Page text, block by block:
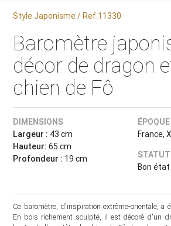
Style Japonisme / Ref.11330
Baromètre
décor de dragon
chien de Fô
DIMENSIONS
Largeur : 43 cm
Hauteur: 65 cm
Profondeur : 19 cm
France,
Bon état
Ce baromètre, d'inspiration extrême-orientale, a
En bois richement sculpté, il est décoré d'un